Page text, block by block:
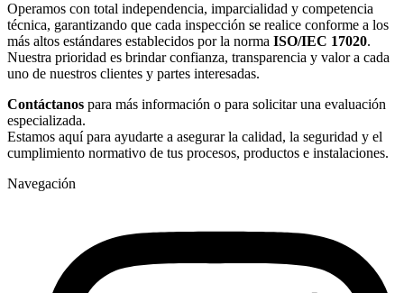
Operamos con total independencia, imparcialidad y competencia
técnica, garantizando que cada inspección se realice conforme a los
más altos estándares establecidos por la norma ISO/IEC 17020.
Nuestra prioridad es brindar confianza, transparencia y valor a cada
uno de nuestros clientes y partes interesadas.
Contáctanos para más información o para solicitar una evaluación
especializada.
Estamos aquí para ayudarte a asegurar la calidad, la seguridad y el
cumplimiento normativo de tus procesos, productos e instalaciones.
Navegación